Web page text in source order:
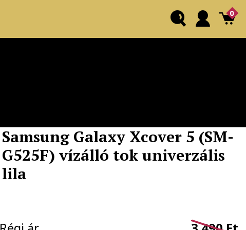
0
Samsung Galaxy Xcover 5 (SM-
G525F) vízálló tok univerzális
lila